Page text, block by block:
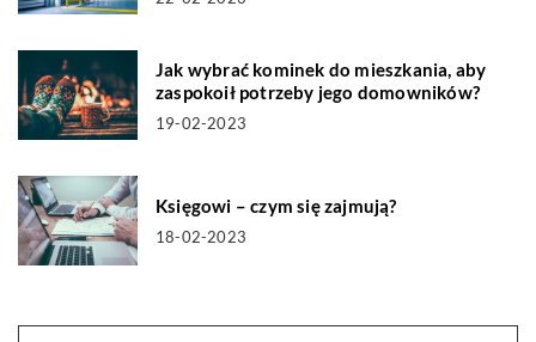
Jak wybrać kominek do mieszkania, aby
zaspokoił potrzeby jego domowników?
19-02-2023
Księgowi – czym się zajmują?
18-02-2023